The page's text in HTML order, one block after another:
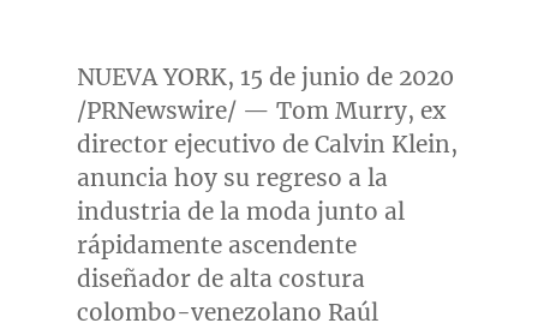
NUEVA YORK, 15 de junio de 2020
/PRNewswire/ — Tom Murry, ex
director ejecutivo de Calvin Klein,
anuncia hoy su regreso a la
industria de la moda junto al
rápidamente ascendente
diseñador de alta costura
colombo-venezolano Raúl